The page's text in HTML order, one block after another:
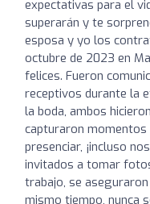
expectativas para el
superarán y te
esposa y yo los
octubre de 2023 en
felices. Fueron
receptivos durante la
la boda, ambos
capturaron momentos
presenciar, ¡incluso
invitados a tomar
trabajo, se
mismo tiempo, nunca